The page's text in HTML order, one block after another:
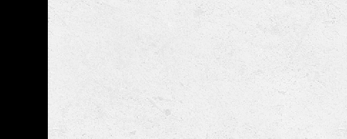
跳到主要內容國立歷史博物館
網頁導覽
藏品資訊